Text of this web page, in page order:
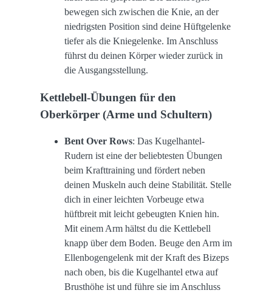
bewegen sich zwischen die Knie, an der
niedrigsten Position sind deine Hüftgelenke
tiefer als die Kniegelenke. Im Anschluss
führst du deinen Körper wieder zurück in
die Ausgangsstellung.
Kettlebell-Übungen für den
Oberkörper (Arme und Schultern)
Bent Over Rows: Das Kugelhantel-
Rudern ist eine der beliebtesten Übungen
beim Krafttraining und fördert neben
deinen Muskeln auch deine Stabilität. Stelle
dich in einer leichten Vorbeuge etwa
hüftbreit mit leicht gebeugten Knien hin.
Mit einem Arm hältst du die Kettlebell
knapp über dem Boden. Beuge den Arm im
Ellenbogengelenk mit der Kraft des Bizeps
nach oben, bis die Kugelhantel etwa auf
Brusthöhe ist und führe sie im Anschluss